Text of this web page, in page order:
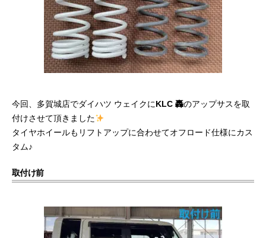
今回、多賀城店でダイハツ ウェイクにKLC 轟のアップサスを取
付けさせて頂きました
タイヤホイールもリフトアップに合わせてオフロード仕様にカス
タム♪
取付け前